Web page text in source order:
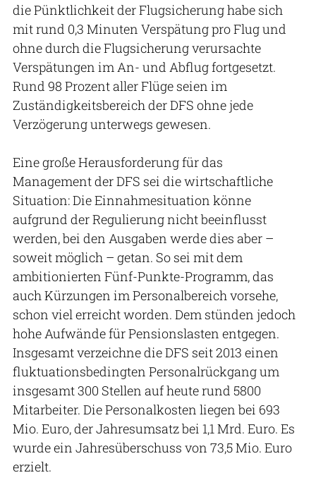
die Pünktlichkeit der Flugsicherung habe sich
mit rund 0,3 Minuten Verspätung pro Flug und
ohne durch die Flugsicherung verursachte
Verspätungen im An- und Abflug fortgesetzt.
Rund 98 Prozent aller Flüge seien im
Zuständigkeitsbereich der DFS ohne jede
Verzögerung unterwegs gewesen.
Eine große Herausforderung für das
Management der DFS sei die wirtschaftliche
Situation: Die Einnahmesituation könne
aufgrund der Regulierung nicht beeinflusst
werden, bei den Ausgaben werde dies aber –
soweit möglich – getan. So sei mit dem
ambitionierten Fünf-Punkte-Programm, das
auch Kürzungen im Personalbereich vorsehe,
schon viel erreicht worden. Dem stünden jedoch
hohe Aufwände für Pensionslasten entgegen.
Insgesamt verzeichne die DFS seit 2013 einen
fluktuationsbedingten Personalrückgang um
insgesamt 300 Stellen auf heute rund 5800
Mitarbeiter. Die Personalkosten liegen bei 693
Mio. Euro, der Jahresumsatz bei 1,1 Mrd. Euro. Es
wurde ein Jahresüberschuss von 73,5 Mio. Euro
erzielt.